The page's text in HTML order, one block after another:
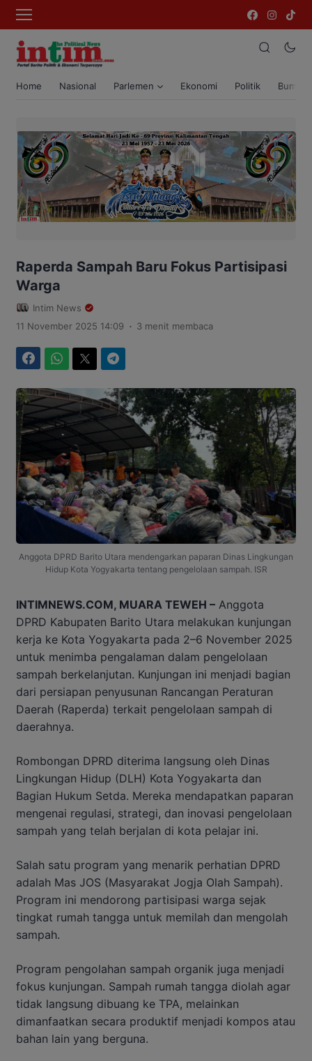
Home Nasional Parlemen Ekonomi Politik Bumi
Raperda Sampah Baru Fokus Partisipasi
Warga
Intim News
11 November 2025 14:09 . 3 menit membaca
Anggota DPRD Barito Utara mendengarkan paparan Dinas Lingkungan
Hidup Kota Yogyakarta tentang pengelolaan sampah. ISR
INTIMNEWS.COM, MUARA TEWEH – Anggota
DPRD Kabupaten Barito Utara melakukan kunjungan
kerja ke Kota Yogyakarta pada 2–6 November 2025
untuk menimba pengalaman dalam pengelolaan
sampah berkelanjutan. Kunjungan ini menjadi bagian
dari persiapan penyusunan Rancangan Peraturan
Daerah (Raperda) terkait pengelolaan sampah di
daerahnya.
Rombongan DPRD diterima langsung oleh Dinas
Lingkungan Hidup (DLH) Kota Yogyakarta dan
Bagian Hukum Setda. Mereka mendapatkan paparan
mengenai regulasi, strategi, dan inovasi pengelolaan
sampah yang telah berjalan di kota pelajar ini.
Salah satu program yang menarik perhatian DPRD
adalah Mas JOS (Masyarakat Jogja Olah Sampah).
Program ini mendorong partisipasi warga sejak
tingkat rumah tangga untuk memilah dan mengolah
sampah.
Program pengolahan sampah organik juga menjadi
fokus kunjungan. Sampah rumah tangga diolah agar
tidak langsung dibuang ke TPA, melainkan
dimanfaatkan secara produktif menjadi kompos atau
bahan lain yang berguna.